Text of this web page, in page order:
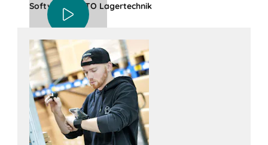
Software) | BITO Lagertechnik